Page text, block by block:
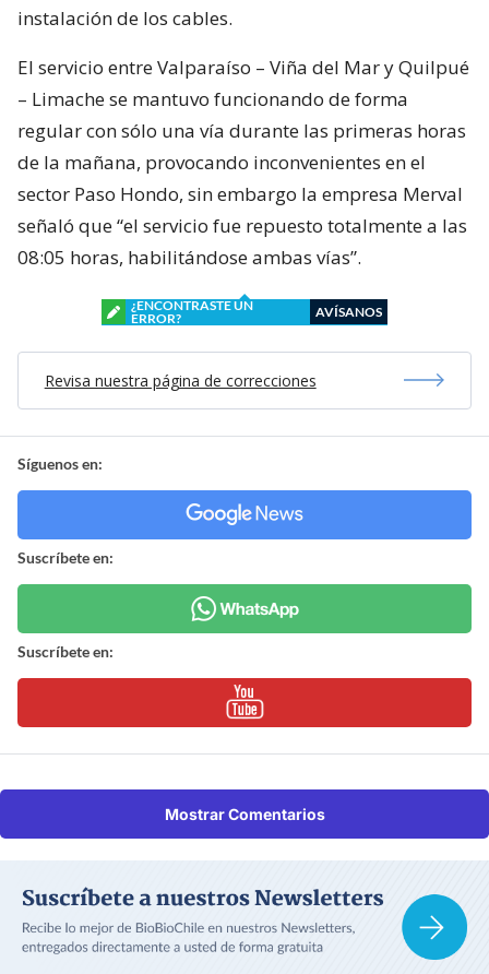
instalación de los cables.
El servicio entre Valparaíso – Viña del Mar y Quilpué
– Limache se mantuvo funcionando de forma
regular con sólo una vía durante las primeras horas
de la mañana, provocando inconvenientes en el
sector Paso Hondo, sin embargo la empresa Merval
señaló que “el servicio fue repuesto totalmente a las
08:05 horas, habilitándose ambas vías”.
¿ENCONTRASTE UN
ERROR?
AVÍSANOS
Revisa nuestra página de correcciones
Síguenos en:
Suscríbete en:
Suscríbete en:
Mostrar Comentarios